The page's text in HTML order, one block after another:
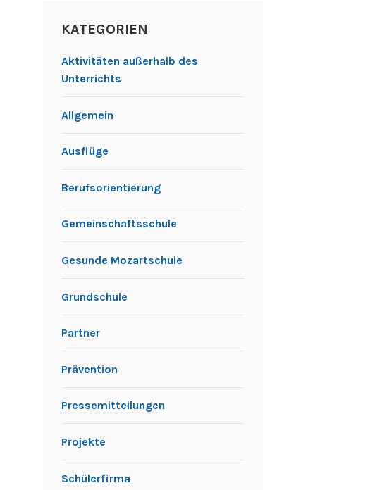
KATEGORIEN
Aktivitäten außerhalb des
Unterrichts
Allgemein
Ausflüge
Berufsorientierung
Gemeinschaftsschule
Gesunde Mozartschule
Grundschule
Partner
Prävention
Pressemitteilungen
Projekte
Schülerfirma